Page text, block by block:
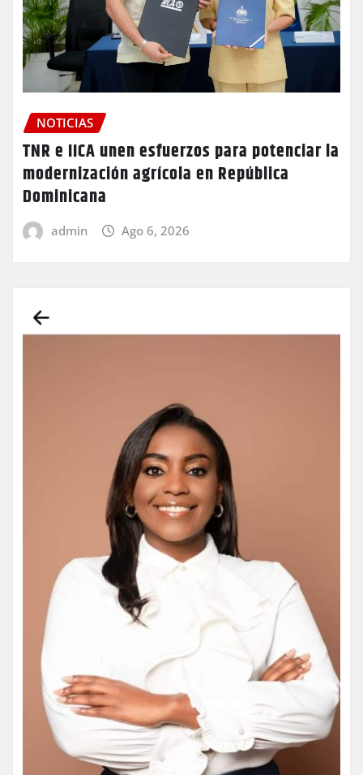
NOTICIAS
TNR e IICA unen esfuerzos para potenciar la
modernización agrícola en República
Dominicana
admin Ago 6, 2026